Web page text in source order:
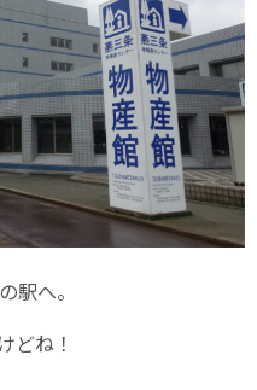
駅へ。
どね！